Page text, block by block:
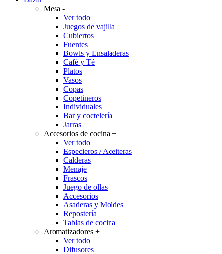
Mesa -
Ver todo
Juegos de vajilla
Cubiertos
Fuentes
Bowls y Ensaladeras
Café y Té
Platos
Vasos
Copas
Copetineros
Individuales
Bar y coctelería
Jarras
Accesorios de cocina +
Ver todo
Especieros / Aceiteras
Calderas
Menaje
Frascos
Juego de ollas
Accesorios
Asaderas y Moldes
Repostería
Tablas de cocina
Aromatizadores +
Ver todo
Difusores